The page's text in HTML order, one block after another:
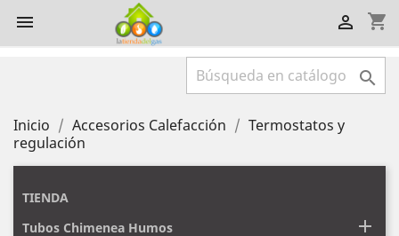
 shopping_cart


Inicio Accesorios Calefacción
Termostatos y
regulación
TIENDA
Tubos Chimenea Humos
